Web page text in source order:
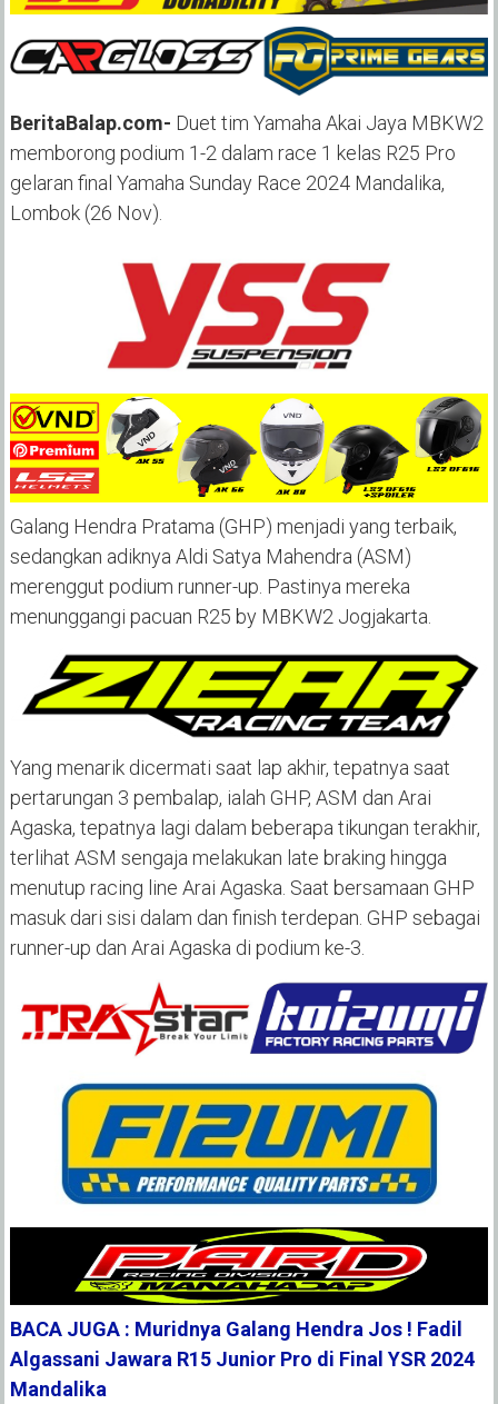
BeritaBalap.com- Duet tim Yamaha Akai Jaya MBKW2
memborong podium 1-2 dalam race 1 kelas R25 Pro
gelaran final Yamaha Sunday Race 2024 Mandalika,
Lombok (26 Nov).
Galang Hendra Pratama (GHP) menjadi yang terbaik,
sedangkan adiknya Aldi Satya Mahendra (ASM)
merenggut podium runner-up. Pastinya mereka
menunggangi pacuan R25 by MBKW2 Jogjakarta.
Yang menarik dicermati saat lap akhir, tepatnya saat
pertarungan 3 pembalap, ialah GHP, ASM dan Arai
Agaska, tepatnya lagi dalam beberapa tikungan terakhir,
terlihat ASM sengaja melakukan late braking hingga
menutup racing line Arai Agaska. Saat bersamaan GHP
masuk dari sisi dalam dan finish terdepan. GHP sebagai
runner-up dan Arai Agaska di podium ke-3.
BACA JUGA : Muridnya Galang Hendra Jos ! Fadil
Algassani Jawara R15 Junior Pro di Final YSR 2024
Mandalika